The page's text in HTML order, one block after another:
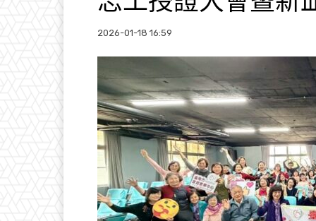
2026-01-18 16:59